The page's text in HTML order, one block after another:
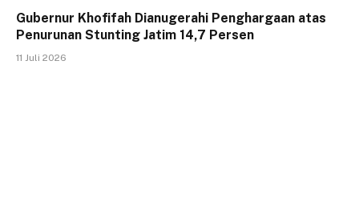
Gubernur Khofifah Dianugerahi Penghargaan atas
Penurunan Stunting Jatim 14,7 Persen
11 Juli 2026